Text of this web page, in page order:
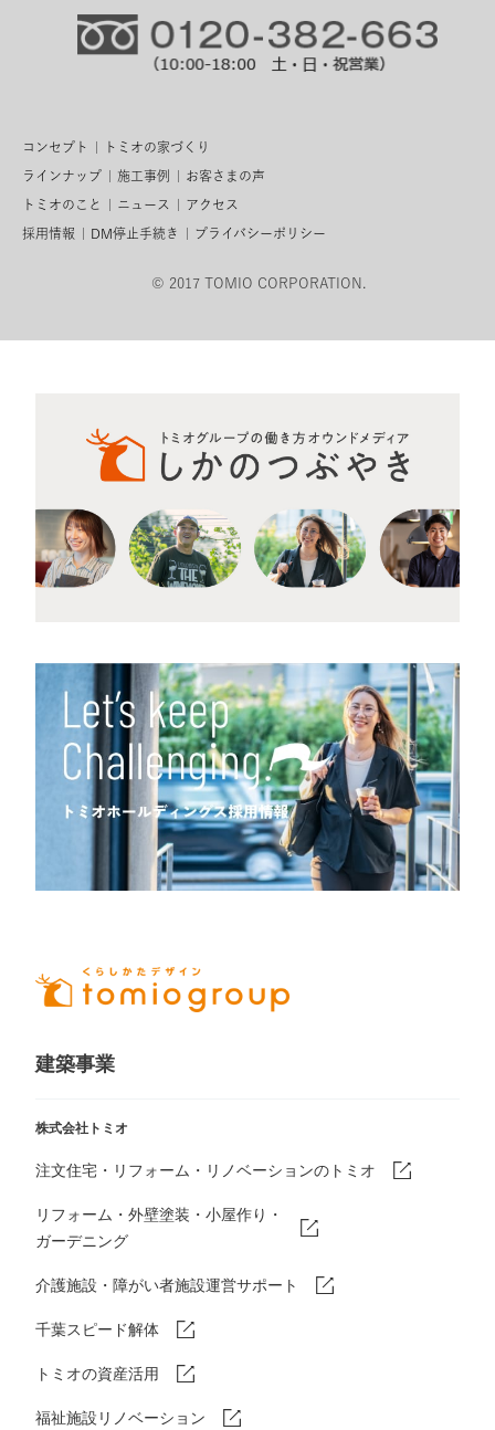
コンセプト トミオの家づくり
ラインナップ 施工事例 お客さまの声
トミオのこと ニュース アクセス
採用情報 DM停止手続き プライバシーポリシー
© 2017 TOMIO CORPORATION.
建築事業
株式会社トミオ
注文住宅・リフォーム・リノベーションのトミオ
リフォーム・外壁塗装・小屋作り・
ガーデニング
介護施設・障がい者施設運営サポート
千葉スピード解体
トミオの資産活用
福祉施設リノベーション